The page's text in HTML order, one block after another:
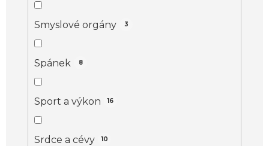
Smyslové orgány 3
Spánek 8
Sport a výkon 16
Srdce a cévy 10